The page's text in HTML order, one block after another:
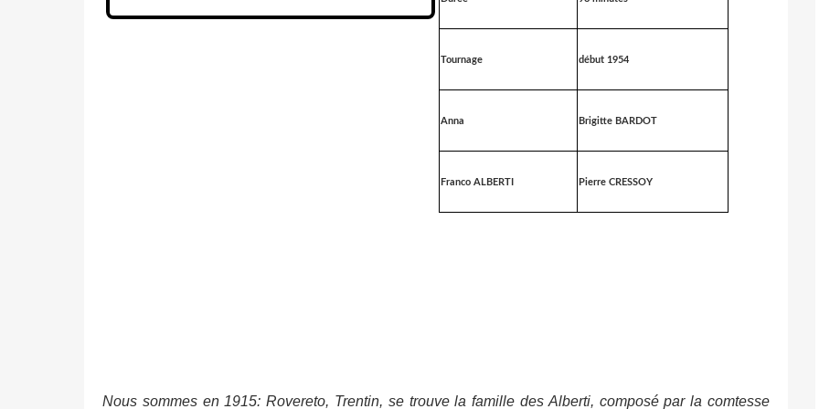
Tournage début 1954
Anna Brigitte BARDOT
Franco ALBERTI Pierre CRESSOY
Nous sommes en 1915: Rovereto, Trentin, se trouve la famille des Alberti, composé par la comtesse